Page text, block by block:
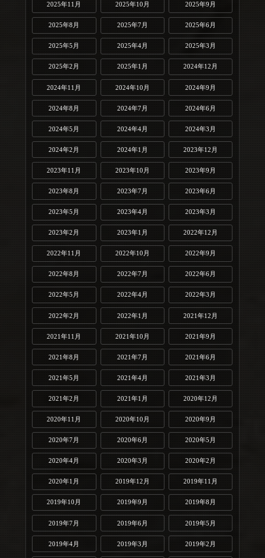
2025年11月 2025年10月 2025年9月
2025年8月 2025年7月 2025年6月
2025年5月 2025年4月 2025年3月
2025年2月 2025年1月 2024年12月
2024年11月 2024年10月 2024年9月
2024年8月 2024年7月 2024年6月
2024年5月 2024年4月 2024年3月
2024年2月 2024年1月 2023年12月
2023年11月 2023年10月 2023年9月
2023年8月 2023年7月 2023年6月
2023年5月 2023年4月 2023年3月
2023年2月 2023年1月 2022年12月
2022年11月 2022年10月 2022年9月
2022年8月 2022年7月 2022年6月
2022年5月 2022年4月 2022年3月
2022年2月 2022年1月 2021年12月
2021年11月 2021年10月 2021年9月
2021年8月 2021年7月 2021年6月
2021年5月 2021年4月 2021年3月
2021年2月 2021年1月 2020年12月
2020年11月 2020年10月 2020年9月
2020年7月 2020年6月 2020年5月
2020年4月 2020年3月 2020年2月
2020年1月 2019年12月 2019年11月
2019年10月 2019年9月 2019年8月
2019年7月 2019年6月 2019年5月
2019年4月 2019年3月 2019年2月